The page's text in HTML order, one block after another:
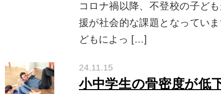
コロナ禍以降、不登校の子ど
援が社会的な課題となってい
どもによっ […]
24.11.15
小中学生の骨密度が低